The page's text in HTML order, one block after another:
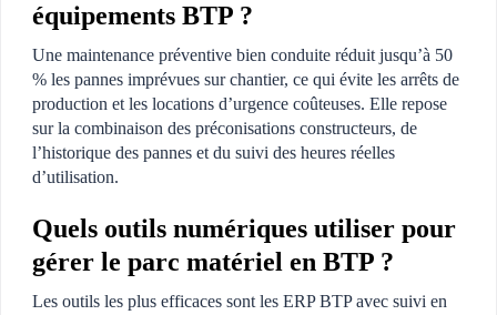
équipements BTP ?
Une maintenance préventive bien conduite réduit jusqu’à 50
% les pannes imprévues sur chantier, ce qui évite les arrêts de
production et les locations d’urgence coûteuses. Elle repose
sur la combinaison des préconisations constructeurs, de
l’historique des pannes et du suivi des heures réelles
d’utilisation.
Quels outils numériques utiliser pour
gérer le parc matériel en BTP ?
Les outils les plus efficaces sont les ERP BTP avec suivi en